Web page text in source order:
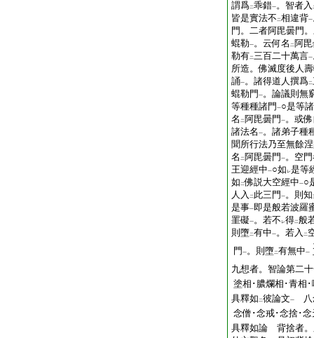
謂爲二乖錯一。智者入
皆是實法不 二相違背一
門。二者阿毘曇門
蜫勒一。云何名 二 阿
勒有二三百二十萬言一
所造。佛滅度後人
誦一。諸得道人撰爲二
蜫勒門 一。論議則無
等種種諸門 一○是等
名 二 阿毘曇門 一。或
諸法名 一。諸弟子種
聞所行法乃至無餘
名 二 阿毘曇門 一。空
王迎經中一○如 レ是等
如 二佛説大空經中一○
人入 二 此三門 一。則知
是事一即是般若波羅
罣礙一。若不 レ得二般
則墮二有中一。若入 二
門 一。則墮二有無中一
九想者。智論第二
塗相･膿爛相･青相
具釋如 二彼論文一
八
念僧･念戒･念捨･
具釋如論 背捨者。